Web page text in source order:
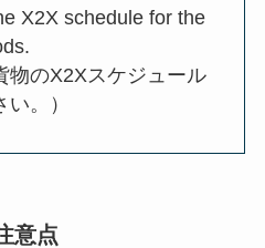
X2X schedule for the
物のX2Xスケジュール
。）
意点